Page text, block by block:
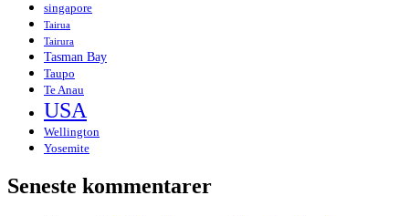
singapore
Tairua
Tairura
Tasman Bay
Taupo
Te Anau
USA
Wellington
Yosemite
Seneste kommentarer